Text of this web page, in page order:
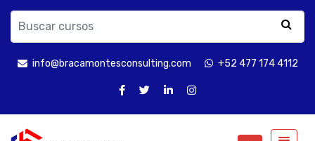
info@bracamontesconsulting.com +52 477 174 4112